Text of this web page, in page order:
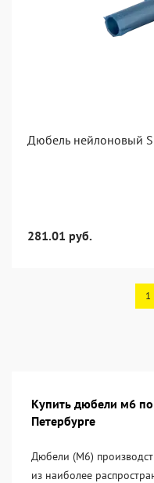
Дюбель нейлоновый
281.01 руб.
1
Купить дюбели м6
Петербурге
Дюбели (М6)
из наиболее